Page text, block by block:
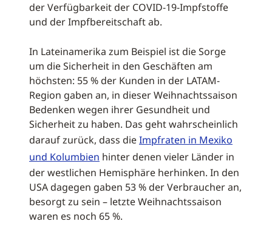
der Verfügbarkeit der COVID-19-Impfstoffe
und der Impfbereitschaft ab.
In Lateinamerika zum Beispiel ist die Sorge
um die Sicherheit in den Geschäften am
höchsten: 55 % der Kunden in der LATAM-
Region gaben an, in dieser Weihnachtssaison
Bedenken wegen ihrer Gesundheit und
Sicherheit zu haben. Das geht wahrscheinlich
darauf zurück, dass dieImpfraten in Mexiko
und Kolumbien hinter denen vieler Länder in
der westlichen Hemisphäre herhinken. In den
USA dagegen gaben 53 % der Verbraucher an,
besorgt zu sein – letzte Weihnachtssaison
waren es noch 65 %.